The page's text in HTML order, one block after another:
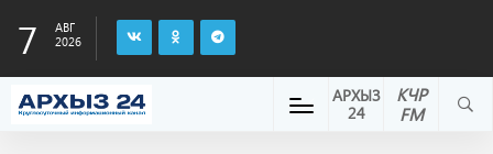
7
АВГ
2026
КЧР
FM
АРХЫЗ
24